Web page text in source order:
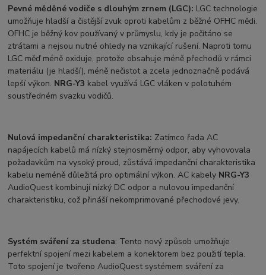
Pevné měděné vodiče s dlouhým zrnem (LGC): LGC technologie
umožňuje hladší a čistější zvuk oproti kabelům z běžné OFHC mědi.
OFHC je běžný kov používaný v průmyslu, kdy je počítáno se
ztrátami a nejsou nutné ohledy na vznikající rušení. Naproti tomu
LGC měď méně oxiduje, protože obsahuje méně přechodů v rámci
materiálu (je hladší), méně nečistot a zcela jednoznačně podává
lepší výkon. NRG-Y3 kabel využívá LGC vláken v polotuhém
soustředném svazku vodičů.
Nulová impedanční charakteristika: Zatímco řada AC
napájecích kabelů má nízký stejnosměrný odpor, aby vyhovovala
požadavkům na vysoký proud, zůstává impedanční charakteristika
kabelu neméně důležitá pro optimální výkon. AC kabely NRG-Y3
AudioQuest kombinují nízký DC odpor a nulovou impedanční
charakteristiku, což přináší nekomprimované přechodové jevy.
Systém sváření za studena: Tento nový způsob umožňuje
perfektní spojení mezi kabelem a konektorem bez použití tepla.
Toto spojení je tvořeno AudioQuest systémem sváření za